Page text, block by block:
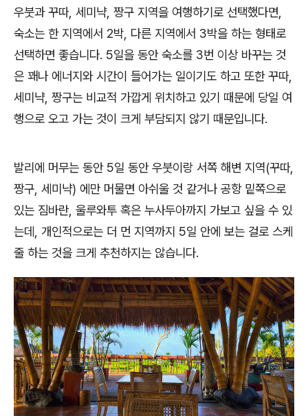
우붓과 꾸따, 세미냑, 짱구 지역을 여행하기로 선택했다면,
숙소는 한 지역에서 2박, 다른 지역에서 3박을 하는 형태로
선택하면 좋습니다. 5일을 동안 숙소를 3번 이상 바꾸는 것
은 꽤나 에너지와 시간이 들어가는 일이기도 하고 또한 꾸따,
세미냑, 짱구는 비교적 가깝게 위치하고 있기 때문에 당일 여
행으로 오고 가는 것이 크게 부담되지 않기 때문입니다.
발리에 머무는 동안 5일 동안 우붓이랑 서쪽 해변 지역(꾸따,
짱구, 세미냑) 에만 머물면 아쉬울 것 같거나 공항 밑쪽으로
있는 짐바란, 울루와투 혹은 누사두아까지 가보고 싶을 수 있
는데, 개인적으로는 더 먼 지역까지 5일 안에 보는 걸로 스케
줄 하는 것을 크게 추천하지는 않습니다.